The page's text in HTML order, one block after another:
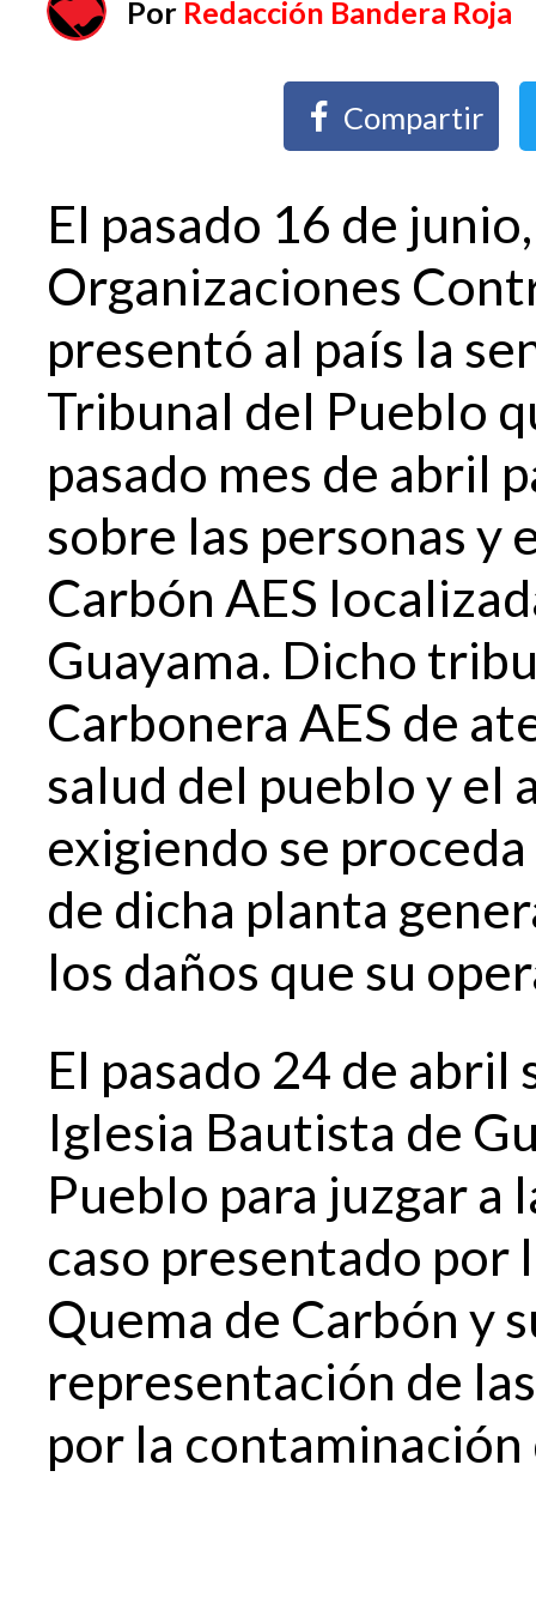
Por Redacción Bandera Roja
Compartir
El pasado 16 de
Organizaciones
presentó al país la
Tribunal del Pueblo
pasado mes de abril
sobre las personas y
Carbón AES
Guayama. Dicho
Carbonera AES de
salud del pueblo y el
exigiendo se
de dicha planta
los daños que su
El pasado 24 de
Iglesia Bautista de
Pueblo para juzgar a
caso presentado por
Quema de Carbón y
representación de
por la contaminación